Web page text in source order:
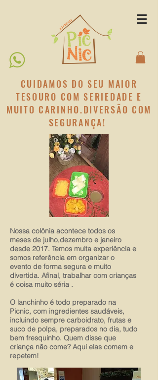
CUIDAMOS DO SEU MAIOR
TESOURO COM SERIEDADE E
MUITO CARINHO.DIVERSÃO COM
SEGURANÇA!
Nossa colônia acontece todos os
meses de julho,dezembro e janeiro
desde 2017. Temos muita experiência e
somos referência em organizar o
evento de forma segura e muito
divertida. Afinal, trabalhar com crianças
é coisa muito séria .
O lanchinho é todo preparado na
Picnic, com ingredientes saudáveis,
incluindo sempre carboidrato, frutas e
suco de polpa, preparados no dia, tudo
bem fresquinho. Quem disse que
criança não come? Aqui elas comem e
repetem!